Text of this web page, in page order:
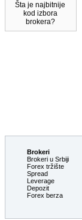
Šta je najbitnije
kod izbora
brokera?
Brokeri
Brokeri u Srbiji
Forex tržište
Spread
Leverage
Depozit
Forex berza